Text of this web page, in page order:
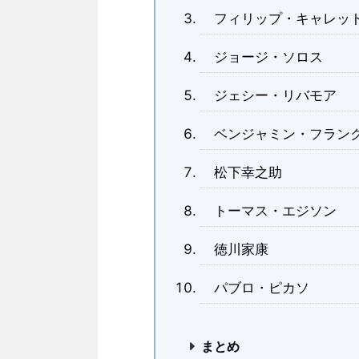
フィリップ・キャレッ
ジョージ・ソロス
ジェシー・リバモア
ベンジャミン・フラン
松下幸之助
トーマス・エジソン
徳川家康
パブロ・ピカソ
まとめ